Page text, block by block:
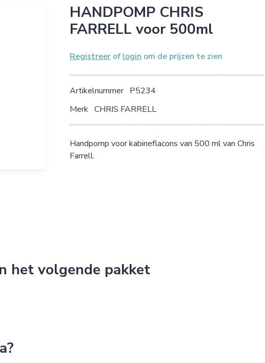
HANDPOMP CHRIS
FARRELL voor 500ml
Registreer of login om de prijzen te zien
Artikelnummer P5234
Merk CHRIS FARRELL
Handpomp voor kabineflacons van 500 ml van Chris
Farrell.
het volgende pakket